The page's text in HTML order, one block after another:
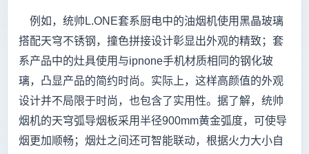
例如，统帅L.ONE套系厨电中的油烟机使用黑晶玻璃
搭配天穹不锈钢，撞色拼接设计彰显出外观的精致；套
系产品中的灶具使用与ipnone手机材质相同的钢化玻
璃，凸显产品的简约时尚。实际上，这样高颜值的外观
设计并不局限于时尚，也包含了实用性。据了解，统帅
烟机的天穹弧导烟板采用半径900mm黄金弧度，可使导
烟更加顺畅；烟灶之间还可智能联动，根据火力大小自